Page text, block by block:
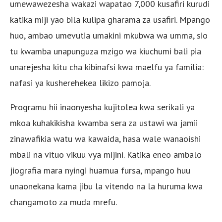
umewawezesha wakazi wapatao 7,000 kusafiri kurudi
katika miji yao bila kulipa gharama za usafiri. Mpango
huo, ambao umevutia umakini mkubwa wa umma, sio
tu kwamba unapunguza mzigo wa kiuchumi bali pia
unarejesha kitu cha kibinafsi kwa maelfu ya familia:
nafasi ya kusherehekea likizo pamoja.
Programu hii inaonyesha kujitolea kwa serikali ya
mkoa kuhakikisha kwamba sera za ustawi wa jamii
zinawafikia watu wa kawaida, hasa wale wanaoishi
mbali na vituo vikuu vya mijini. Katika eneo ambalo
jiografia mara nyingi huamua fursa, mpango huu
unaonekana kama jibu la vitendo na la huruma kwa
changamoto za muda mrefu.